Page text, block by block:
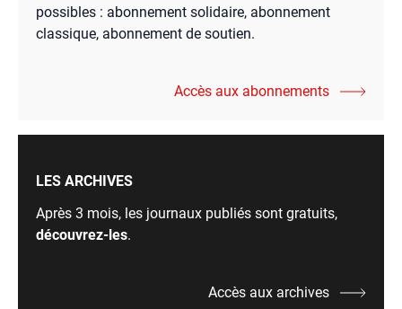
possibles : abonnement solidaire, abonnement
classique, abonnement de soutien.
Accès aux abonnements
LES ARCHIVES
Après 3 mois, les journaux publiés sont gratuits,
découvrez-les.
Accès aux archives